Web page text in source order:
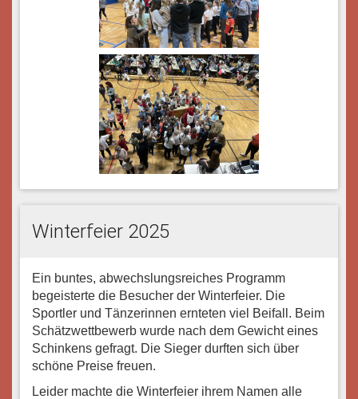
Winterfeier 2025
Ein buntes, abwechslungsreiches Programm
begeisterte die Besucher der Winterfeier. Die
Sportler und Tänzerinnen ernteten viel Beifall. Beim
Schätzwettbewerb wurde nach dem Gewicht eines
Schinkens gefragt. Die Sieger durften sich über
schöne Preise freuen.
Leider machte die Winterfeier ihrem Namen alle